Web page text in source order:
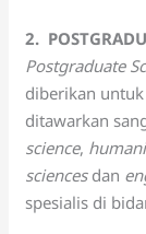
2.
Postgraduate
diberikan
ditawarkan
science,
sciencesdan
spesialis di